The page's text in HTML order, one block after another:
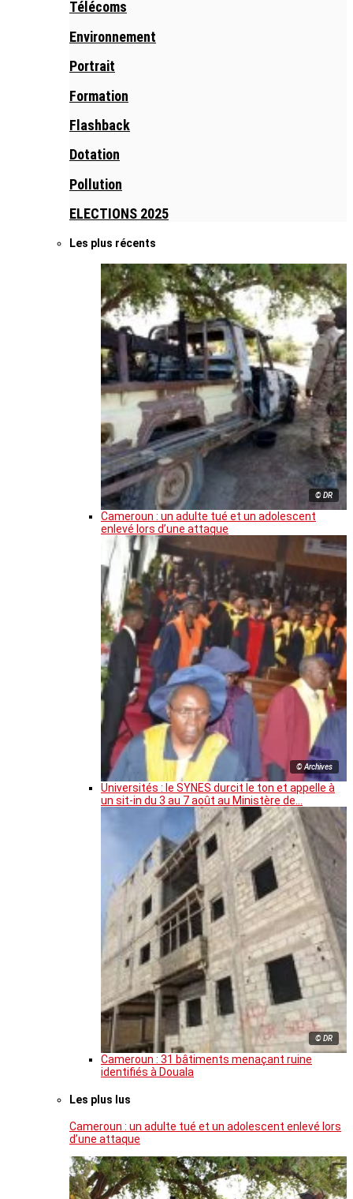
Télécoms
Environnement
Portrait
Formation
Flashback
Dotation
Pollution
ELECTIONS 2025
Les plus récents
© DR
Cameroun : un adulte tué et un adolescent
enlevé lors d’une attaque
© Archives
Universités : le SYNES durcit le ton et appelle à
un sit-in du 3 au 7 août au Ministère de…
© DR
Cameroun : 31 bâtiments menaçant ruine
identifiés à Douala
Les plus lus
Cameroun : un adulte tué et un adolescent enlevé lors
d’une attaque